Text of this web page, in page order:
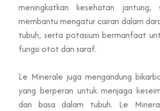
meningkatkan kesehatan jantung,
membantu mengatur cairan dalam
tubuh, serta potasium bermanfaat
fungsi otot dan saraf.
Le Minerale juga mengandung
yang berperan untuk menjaga
dan basa dalam tubuh. Le